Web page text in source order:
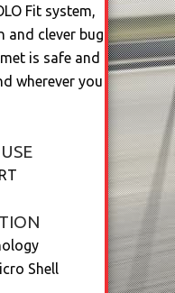
Fit system,
clever bug
is safe and
wherever you
Shell